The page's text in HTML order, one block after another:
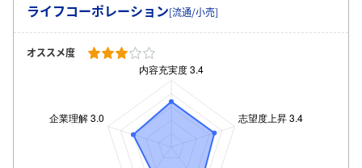
ライフコーポレーション[流通/小売]
オススメ度